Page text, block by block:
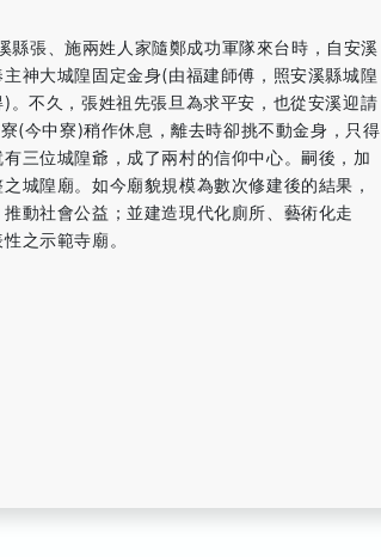
張、施兩姓人家隨鄭成功軍隊來台時，自安溪
神大城隍固定金身(由福建師傅，照安溪縣城隍
不久，張姓祖先張旦為求平安，也從安溪迎請
(今中寮)稍作休息，離去時卻挑不動金身，只得
三位城隍爺，成了兩村的信仰中心。嗣後，加
城隍廟。如今廟貌規模為數次修建後的結果，
動社會公益；並建造現代化廁所、藝術化走
之示範寺廟。